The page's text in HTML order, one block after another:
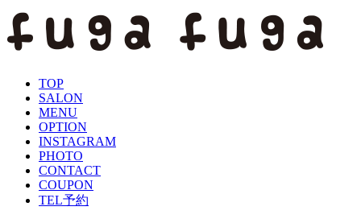
TOP
SALON
MENU
OPTION
INSTAGRAM
PHOTO
CONTACT
COUPON
TEL予約